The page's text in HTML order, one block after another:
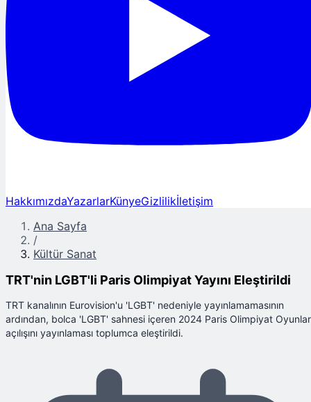
HakkımızdaYazarlarKünyeGizlilikİletişim
Ana Sayfa
/
Kültür Sanat
TRT'nin LGBT'li Paris Olimpiyat Yayını Eleştirildi
TRT kanalının Eurovision'u 'LGBT' nedeniyle yayınlamamasının
ardından, bolca 'LGBT' sahnesi içeren 2024 Paris Olimpiyat
açılışını yayınlaması toplumca eleştirildi.